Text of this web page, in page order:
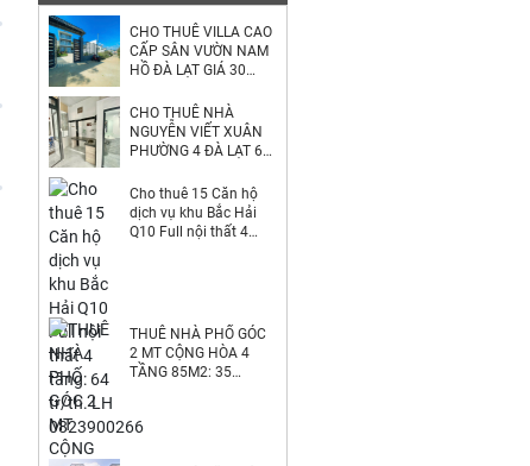
CHO THUÊ VILLA CAO
CẤP SÂN VƯỜN NAM
HỒ ĐÀ LẠT GIÁ 30
CHO THUÊ NHÀ
NGUYỄN VIẾT XUÂN
PHƯỜNG 4 ĐÀ LẠT 6
Cho thuê 15 Căn hộ
dịch vụ khu Bắc Hải
Q10 Full nội thất 4
THUÊ NHÀ PHỐ GÓC
2 MT CỘNG HÒA 4
TẦNG 85M2: 35